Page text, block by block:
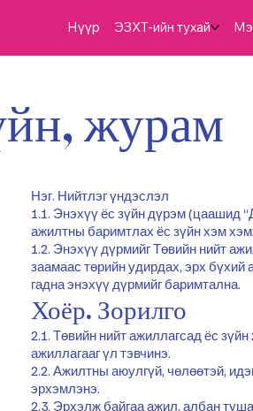
Нүүр ЭЗХТ-ийн тухай
журам
Нэг. Нийтлэг үндэслэл
1.1. Энэхүү ёс зүйн дүрэм (цаашид
ажилтны баримтлах ёс зүйн хэм
1.2. Энэхүү дүрмийг Төвийн нийт
заамаас төрийн удирдах, эрх
гадна энэхүү дүрмийг баримтална.
Хоёр. Зорилго
2.1. Төвийн нийт ажиллагсад ёс
ажиллагааг үл тэвчинэ.
2.2. Ажилтны аюулгүй, чөлөөтэй,
эрхэмлэнэ.
2.3. Эрхэлж байгаа ажил, албан